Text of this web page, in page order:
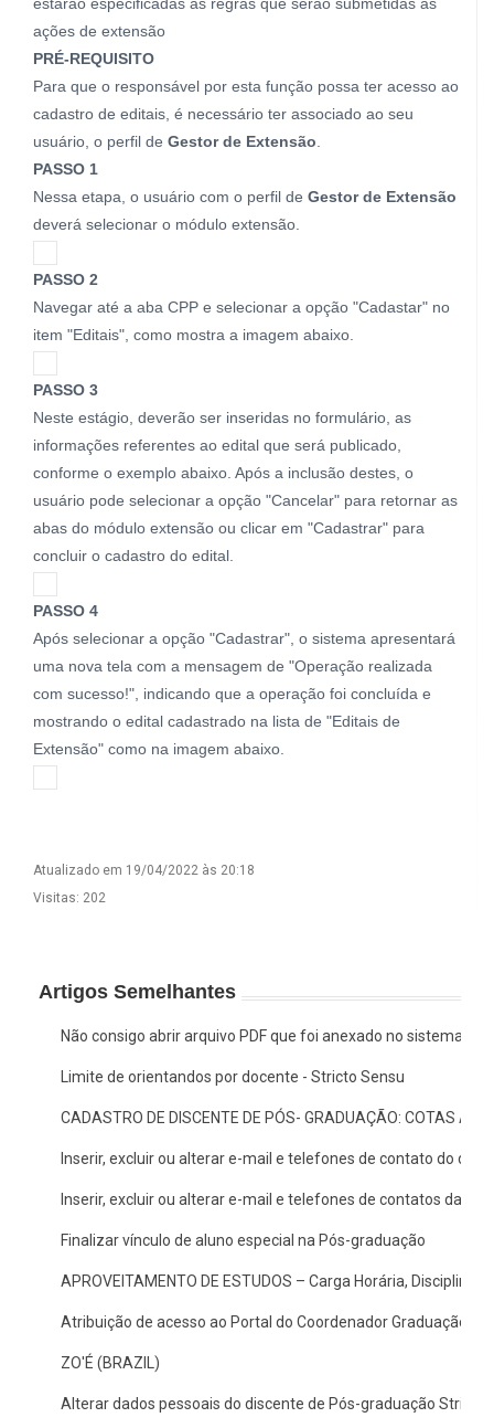
ações de extensão
PRÉ-REQUISITO
Para que o responsável por esta função possa ter acesso ao
cadastro de editais, é necessário ter associado ao seu
usuário, o perfil de Gestor de Extensão
PASSO 1
Nessa etapa, o usuário com o perfil de Gestor de Extensão
deverá selecionar o módulo extensão.
PASSO 2
Navegar até a aba CPP e selecionar a opção "Cadastar" no
item "Editais", como mostra a imagem abaixo.
PASSO 3
Neste estágio, deverão ser inseridas no formulário, as
informações referentes ao edital que será publicado,
conforme o exemplo abaixo. Após a inclusão destes, o
usuário pode selecionar a opção "Cancelar" para retornar as
abas do módulo extensão ou clicar em "Cadastrar" para
concluir o cadastro do edital.
PASSO 4
Após selecionar a opção "Cadastrar", o sistema apresentará
uma nova tela com a mensagem de "Operação realizada
com sucesso!", indicando que a operação foi concluída e
mostrando o edital cadastrado na lista de "Editais de
Extensão" como na imagem abaixo.
Atualizado em 19/04/2022 às 20:18
Visitas: 202
Artigos Semelhantes
Não consigo abrir arquivo PDF que foi anexado no sistema, o
Limite de orientandos por docente - Stricto Sensu
CADASTRO DE DISCENTE DE PÓS- GRADUAÇÃO: COTAS AF E
Inserir, excluir ou alterar e-mail e telefones de contato do
Inserir, excluir ou alterar e-mail e telefones de contatos da
Finalizar vínculo de aluno especial na Pós-graduação
APROVEITAMENTO DE ESTUDOS – Carga Horária, Disciplina/
Atribuição de acesso ao Portal do Coordenador Graduação no
ZO'É (BRAZIL)
Alterar dados pessoais do discente de Pós-graduação Stricto